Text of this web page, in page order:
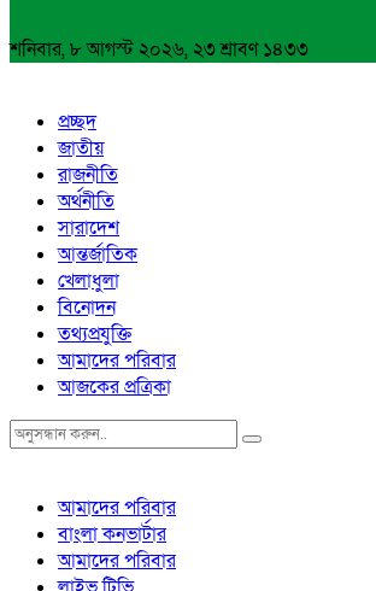
শনিবার, ৮ আগস্ট ২০২৬, ২৩ শ্রাবণ ১৪৩৩
প্রচ্ছদ
জাতীয়
রাজনীতি
অর্থনীতি
সারাদেশ
আন্তর্জাতিক
খেলাধুলা
বিনোদন
তথ্যপ্রযুক্তি
আমাদের পরিবার
আজকের প্রত্রিকা
আমাদের পরিবার
বাংলা কনভার্টার
আমাদের পরিবার